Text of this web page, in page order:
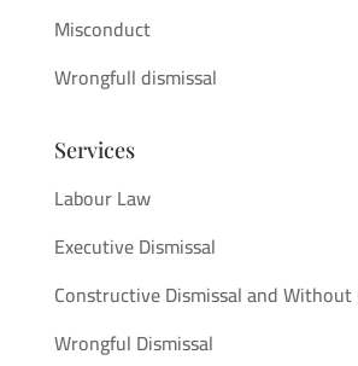
Misconduct
Wrongfull dismissal
Services
Labour Law
Executive Dismissal
Constructive Dismissal and Without
Wrongful Dismissal